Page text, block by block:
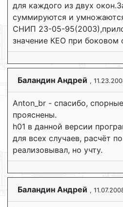
для каждого из двух
суммируются и
СНИП 23-05-
значение КЕО при боковом
Баландин Андрей ,
Anton_br - спасибо,
прояснены.
h01 в данной версии
для всех случаев, расчёт
реализовывал, но учту.
Баландин Андрей ,